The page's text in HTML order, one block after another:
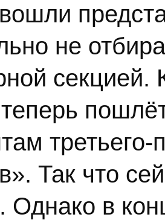
вошли
не
секцией.
Так что
Однако в